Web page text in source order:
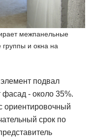
межпанельные
и окна на
подвал
- около 35%.
ориентировочный
срок по